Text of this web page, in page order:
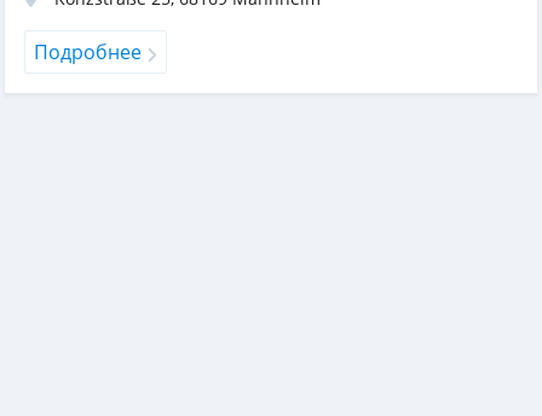
Подробнее